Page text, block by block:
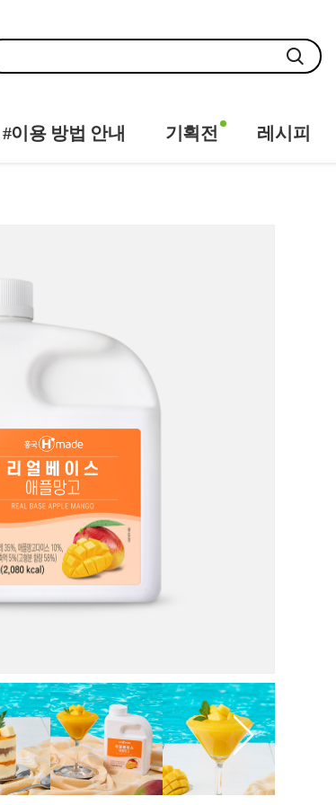
#이용 방법 안내 기획전 레시피